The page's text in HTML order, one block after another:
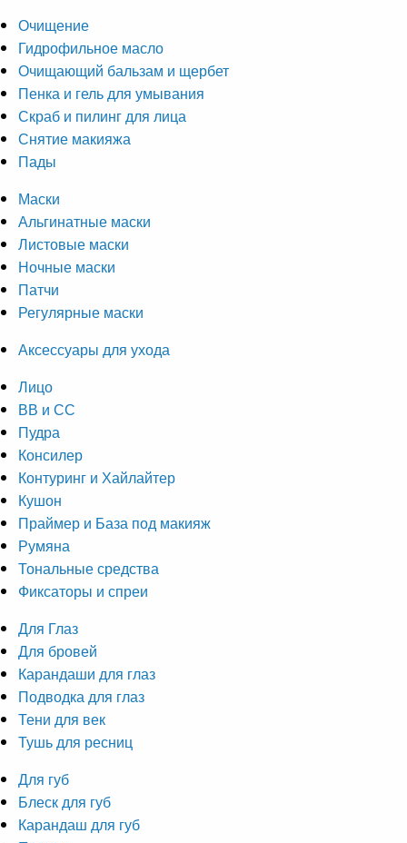
Очищение
Гидрофильное масло
Очищающий бальзам и щербет
Пенка и гель для умывания
Скраб и пилинг для лица
Снятие макияжа
Пады
Маски
Альгинатные маски
Листовые маски
Ночные маски
Патчи
Регулярные маски
Аксессуары для ухода
Лицо
ВВ и СС
Пудра
Консилер
Контуринг и Хайлайтер
Кушон
Праймер и База под макияж
Румяна
Тональные средства
Фиксаторы и спреи
Для Глаз
Для бровей
Карандаши для глаз
Подводка для глаз
Тени для век
Тушь для ресниц
Для губ
Блеск для губ
Карандаш для губ